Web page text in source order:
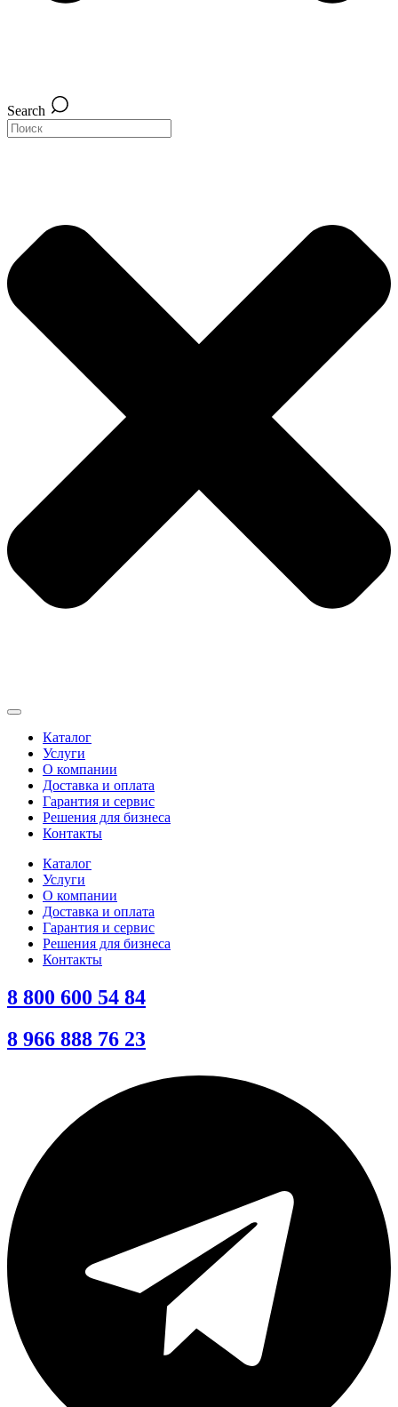
Search
Каталог
Услуги
О компании
Доставка и оплата
Гарантия и сервис
Решения для бизнеса
Контакты
Каталог
Услуги
О компании
Доставка и оплата
Гарантия и сервис
Решения для бизнеса
Контакты
8 800 600 54 84
8 966 888 76 23